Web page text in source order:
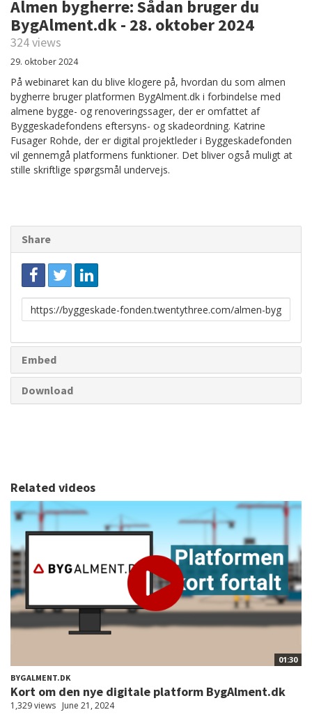
Almen bygherre: Sådan bruger du
BygAlment.dk - 28. oktober 2024
324 views
29. oktober 2024
På webinaret kan du blive klogere på, hvordan du som almen
bygherre bruger platformen BygAlment.dk i forbindelse med
almene bygge- og renoveringssager, der er omfattet af
Byggeskadefondens eftersyns- og skadeordning. Katrine
Fusager Rohde, der er digital projektleder i Byggeskadefonden
vil gennemgå platformens funktioner. Det bliver også muligt at
stille skriftlige spørgsmål undervejs.
Share
Link
to
Embed
Download
Related videos
01:30
BYGALMENT.DK
Kort om den nye digitale platform BygAlment.dk
1,329 views June 21, 2024